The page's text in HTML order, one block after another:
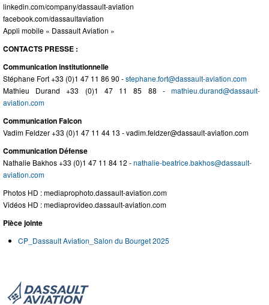
linkedin.com/company/dassault-aviation
facebook.com/dassaultaviation
Appli mobile « Dassault Aviation »
CONTACTS PRESSE :
Communication institutionnelle
Stéphane Fort +33 (0)1 47 11 86 90 -stephane.fort@dassault-aviation.com
Mathieu Durand +33 (0)1 47 11 85 88 - mathieu.durand@dassault-
aviation.com
Communication Falcon
Vadim Feldzer +33 (0)1 47 11 44 13 -vadim.feldzer@dassault-aviation.com
Communication Défense
Nathalie Bakhos +33 (0)1 47 11 84 12 -nathalie-beatrice.bakhos@dassault-
aviation.com
Photos HD : mediaprophoto.dassault-aviation.com
Vidéos HD : mediaprovideo.dassault-aviation.com
Pièce jointe
CP_Dassault Aviation_Salon du Bourget 2025